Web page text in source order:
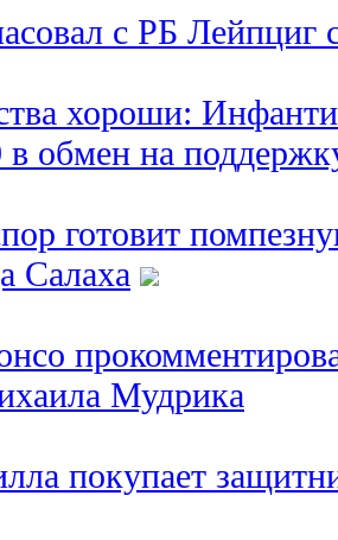
с РБ
хороши:
обмен на
готовит
Салаха
Мудрика
покупает